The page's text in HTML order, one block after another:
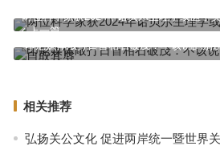
上一篇
两位科学家获2024年诺贝尔生理学或医学
印尼媒体敲打日首相石破茂：不该说的别
相关推荐
弘扬关公文化 促进两岸统一暨世界